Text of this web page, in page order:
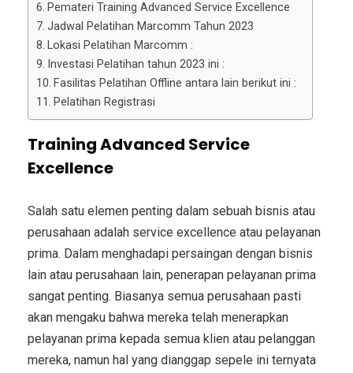
Pemateri Training Advanced Service Excellence
Jadwal Pelatihan Marcomm Tahun 2023
Lokasi Pelatihan Marcomm :
Investasi Pelatihan tahun 2023 ini :
Fasilitas Pelatihan Offline antara lain berikut ini :
Pelatihan Registrasi
Training Advanced Service
Excellence
Salah satu elemen penting dalam sebuah bisnis atau
perusahaan adalah service excellence atau pelayanan
prima. Dalam menghadapi persaingan dengan bisnis
lain atau perusahaan lain, penerapan pelayanan prima
sangat penting. Biasanya semua perusahaan pasti
akan mengaku bahwa mereka telah menerapkan
pelayanan prima kepada semua klien atau pelanggan
mereka, namun hal yang dianggap sepele ini ternyata